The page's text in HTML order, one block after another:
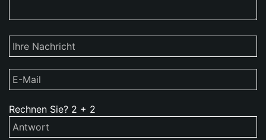
Rechnen Sie? 2 + 2